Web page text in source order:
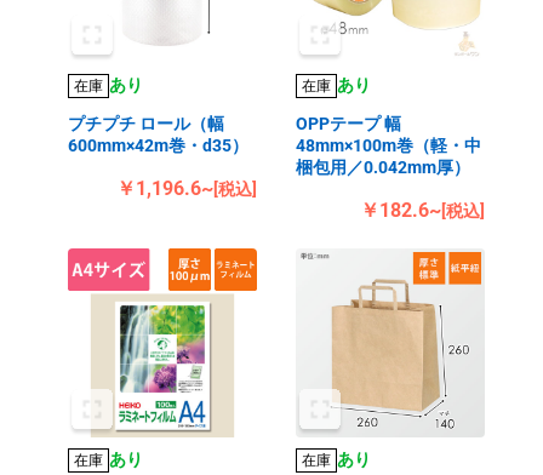
在庫 あり
プチプチ ロール（幅
600mm×42m巻・d35）
￥1,196.6~[税込]
在庫 あり
OPPテープ 幅
48mm×100m巻（軽・中
梱包用／0.042mm厚）
￥182.6~[税込]
在庫 あり
在庫 あり